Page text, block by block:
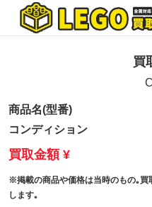
買
商品名(型番)
コンディション
買取金額 ¥
※掲載の商品や価格は当時のもの｡買
します｡